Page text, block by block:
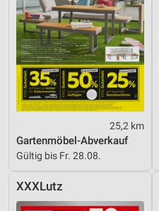
25,2 km
Gartenmöbel-Abverkauf
Gültig bis Fr. 28.08.
XXXLutz